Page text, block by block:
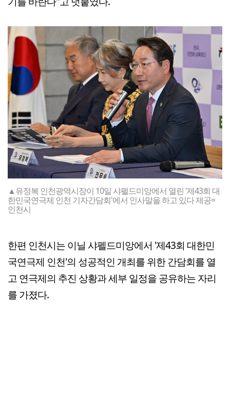
▲유정복 인천광역시장이 10일 샤펠드미앙에서 열린 '제43회 대
한민국연극제 인천 기자간담회'에서 인사말을 하고 있다 제공=
인천시
한편 인천시는 이닐 샤펠드미앙에서 '제43회 대한민
국연극제 인천'의 성공적인 개최를 위한 간담회를 열
고 연극제의 추진 상황과 세부 일정을 공유하는 자리
를 가졌다.